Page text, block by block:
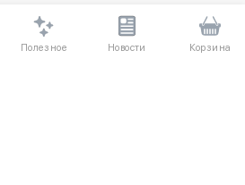
Полезное Новости Корзина